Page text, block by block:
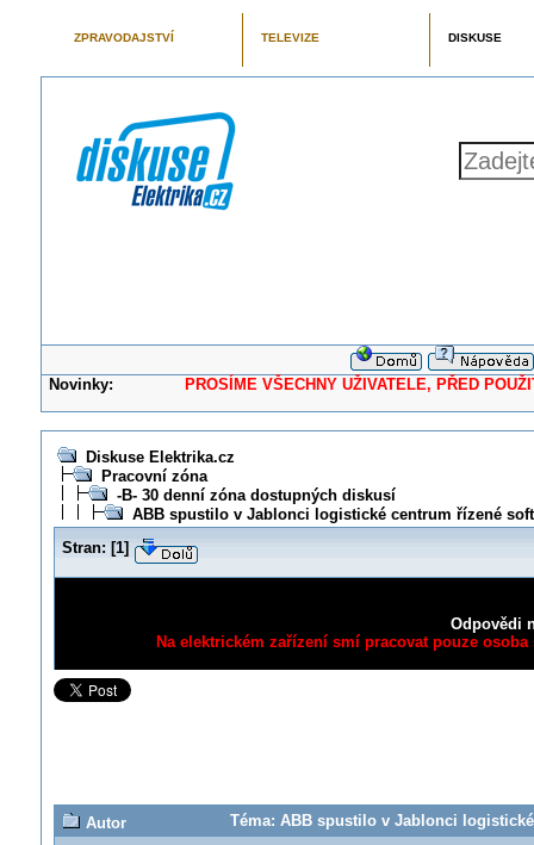
ZPRAVODAJSTVÍ TELEVIZE DISKUSE
Novinky: PROSÍME VŠECHNY UŽIVATELE, PŘED
Diskuse Elektrika.cz
Pracovní zóna
-B- 30 denní zóna dostupných diskusí
ABB spustilo v Jablonci logistické centrum řízené
Stran: [1]
Odpovědi
Na elektrickém zařízení smí pracovat pouze
Autor
Téma: ABB spustilo v Jablonci